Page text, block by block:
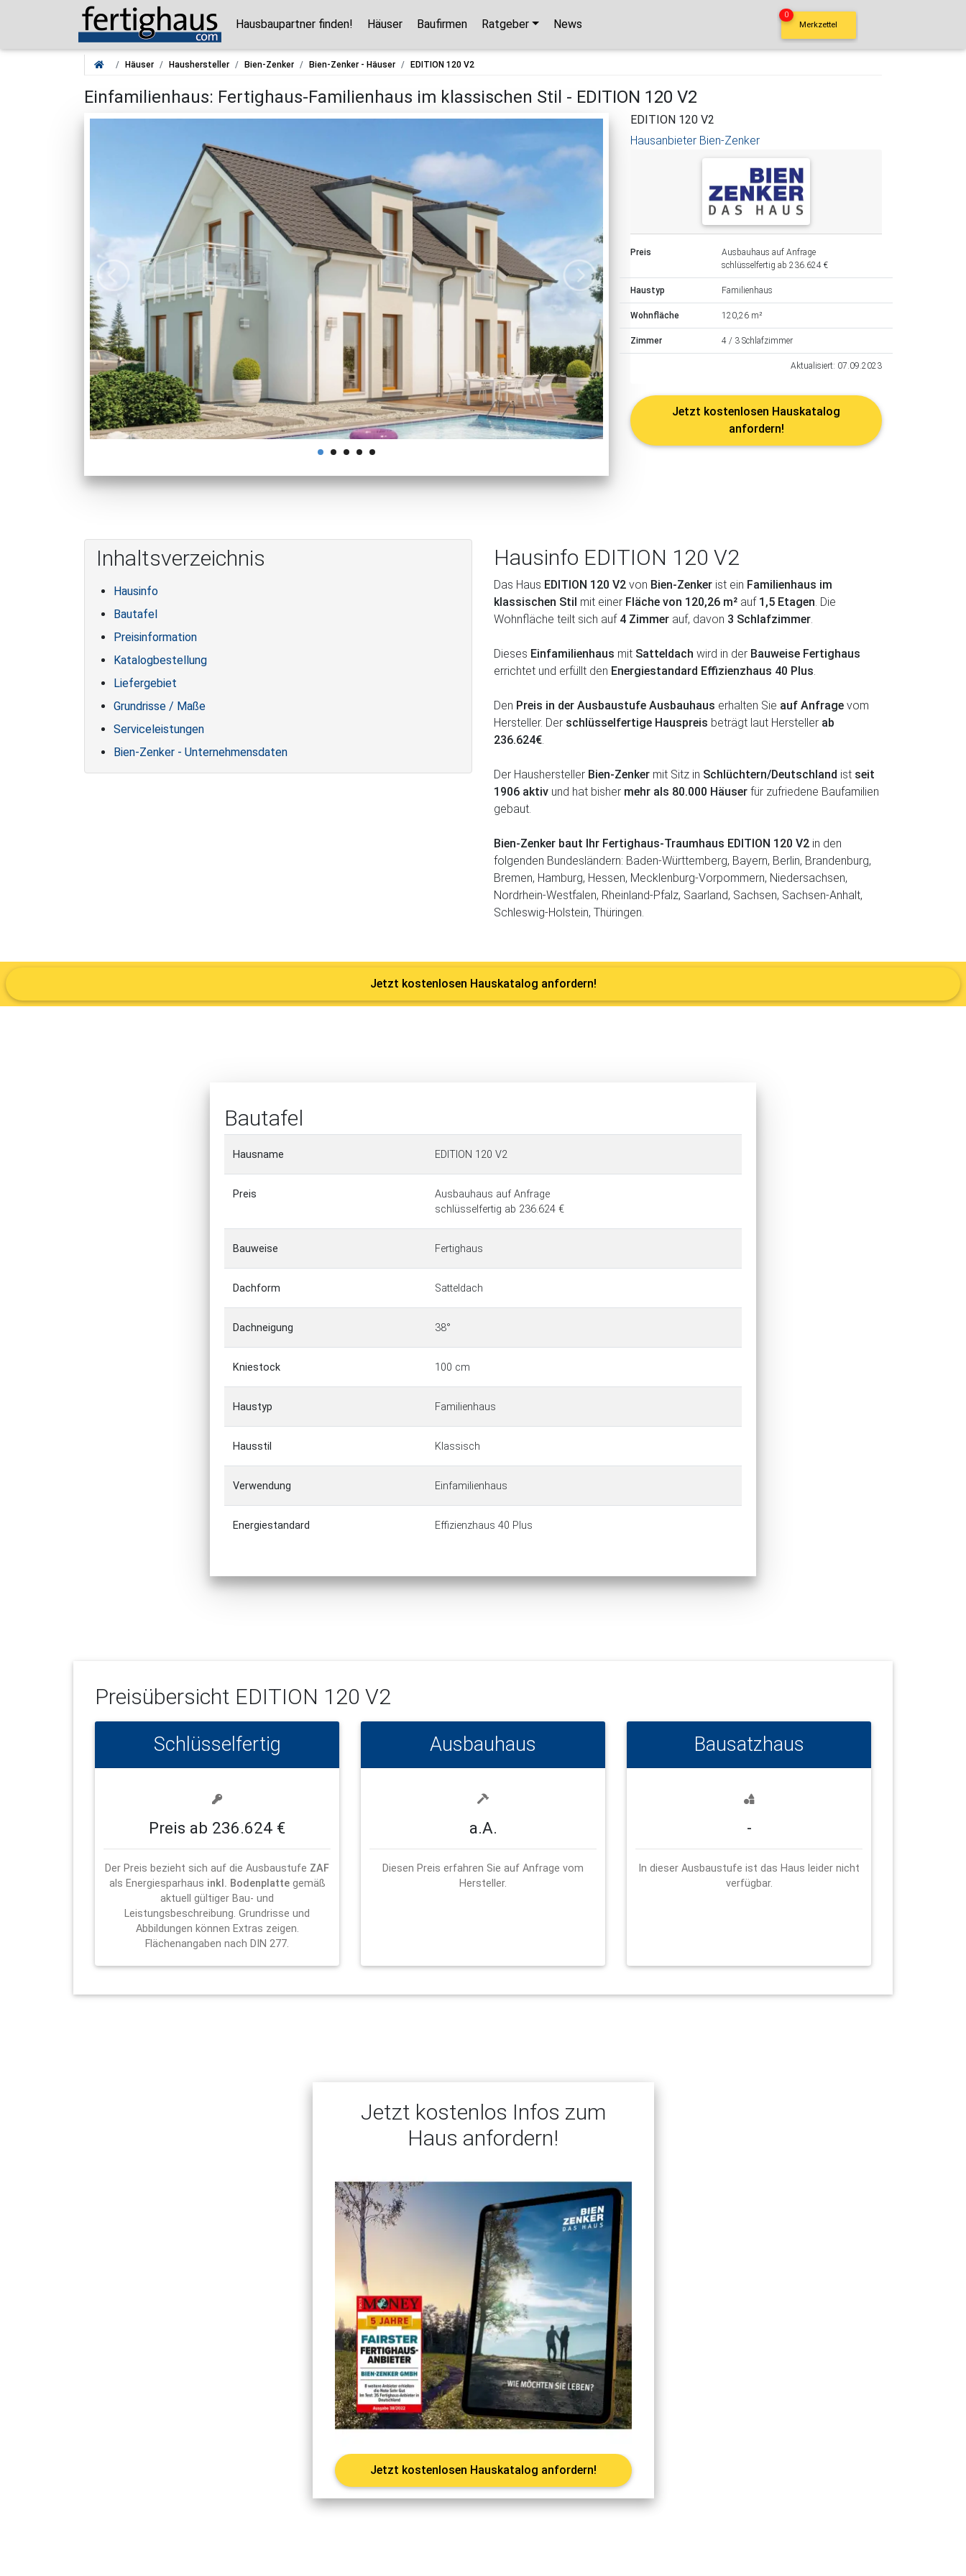
Hausbaupartner finden!
Mit wenigen Klicks hilft Ihnen unser Assistent,
unverbindlicher Kontakt
kostenlose Kataloge
zuverlässige Hersteller
Jetzt den Assistenten starten!
Hausbaupartner finden! Häuser Baufirmen Ratgeber News
Häuser Haushersteller Bien-Zenker Bien-Zenker - Häuser EDITION 120 V2
Einfamilienhaus: Fertighaus-Familienhaus im klassischen Stil - EDITION 120 V2
EDITION 120 V2
Hausanbieter Bien-Zenker
Preis
Ausbauhaus auf Anfrage
schlüsselfertig ab 236.624 €
Haustyp Familienhaus
Wohnfläche 120,26 m²
Zimmer 4 / 3 Schlafzimmer
Aktualisiert: 07.09.2023
Jetzt kostenlosen Hauskatalog
anfordern!
Inhaltsverzeichnis
Hausinfo
Bautafel
Preisinformation
Katalogbestellung
Liefergebiet
Grundrisse / Maße
Serviceleistungen
Bien-Zenker - Unternehmensdaten
Hausinfo EDITION 120 V2
Das Haus EDITION 120 V2 von Bien-Zenker ist ein Familienhaus im
klassischen Stil mit einer Fläche von 120,26 m² auf 1,5 Etagen . Die
Wohnfläche teilt sich auf 4 Zimmer auf, davon 3 Schlafzimmer
Dieses Einfamilienhaus mit Satteldach wird in der Bauweise Fertighaus
errichtet und erfüllt den Energiestandard Effizienzhaus 40 Plus
Den Preis in der Ausbaustufe Ausbauhaus erhalten Sie auf Anfrage vom
Hersteller. Der schlüsselfertige Hauspreis beträgt laut Hersteller ab
236.624€
Der Haushersteller Bien-Zenker mit Sitz in Schlüchtern/Deutschland ist seit
1906 aktiv und hat bisher mehr als 80.000 Häuser für zufriedene Baufamilien
gebaut.
Bien-Zenker baut Ihr Fertighaus-Traumhaus EDITION 120 V2 in den
folgenden Bundesländern: Baden-Württemberg, Bayern, Berlin, Brandenburg,
Bremen, Hamburg, Hessen, Mecklenburg-Vorpommern, Niedersachsen,
Nordrhein-Westfalen, Rheinland-Pfalz, Saarland, Sachsen, Sachsen-Anhalt,
Schleswig-Holstein, Thüringen.
Jetzt kostenlosen Hauskatalog anfordern!
Bautafel
Hausname EDITION 120 V2
Preis
Ausbauhaus auf Anfrage
schlüsselfertig ab 236.624 €
Bauweise Fertighaus
Dachform Satteldach
Dachneigung 38°
Kniestock 100 cm
Haustyp Familienhaus
Hausstil Klassisch
Verwendung Einfamilienhaus
Energiestandard Effizienzhaus 40 Plus
Preisübersicht EDITION 120 V2
Schlüsselfertig
Preis ab 236.624 €
Der Preis bezieht sich auf die Ausbaustufe ZAF
als Energiesparhaus inkl. Bodenplattegemäß
aktuell gültiger Bau- und
Leistungsbeschreibung. Grundrisse und
Abbildungen können Extras zeigen.
Flächenangaben nach DIN 277.
Ausbauhaus
a.A.
Diesen Preis erfahren Sie auf Anfrage vom
Hersteller.
Bausatzhaus
-
In dieser Ausbaustufe ist das Haus leider nicht
verfügbar.
Jetzt kostenlos Infos zum
Haus anfordern!
Jetzt kostenlosen Hauskatalog anfordern!
Merkzettel
0